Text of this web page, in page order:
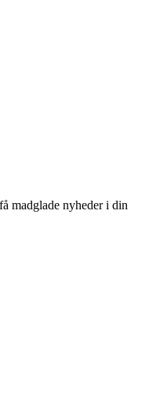
madglade nyheder i din